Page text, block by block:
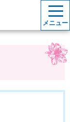
メニュー